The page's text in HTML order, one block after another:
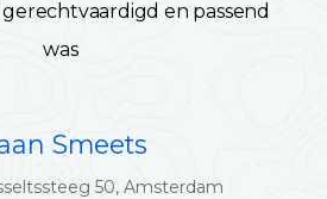
en passend
was
Smeets
50, Amsterdam